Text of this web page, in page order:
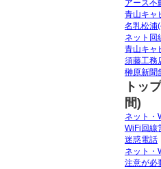
アース不
青山キャ
名乳松浦
ネット回
青山キャ
須藤工務
榊原新聞
トッ
間)
ネット・
WiFi回線
迷惑電話
ネット・
注意が必